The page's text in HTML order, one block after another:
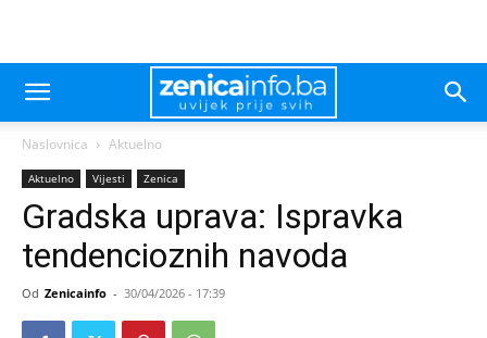
Naslovnica Aktuelno
Aktuelno Vijesti Zenica
Gradska uprava: Ispravka
tendencioznih navoda
Od Zenicainfo - 30/04/2026 - 17:39